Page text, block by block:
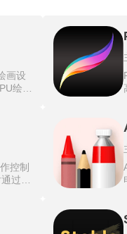
画设
绘图
画世
现复
作与
动
同步
控制
过深
。多